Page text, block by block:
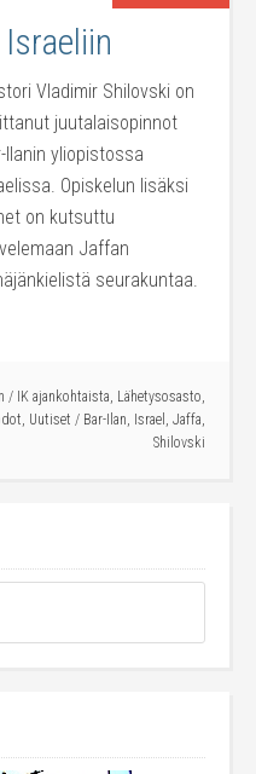
Vladimir Shilovski on
juutalaisopinnot
Ilanin yliopistossa
Opiskelun lisäksi
on kutsuttu
Jaffan
seurakuntaa.
/ IK ajankohtaista, Lähetysosasto,
, Uutiset / Bar-Ilan, Israel , Jaffa,
Shilovski